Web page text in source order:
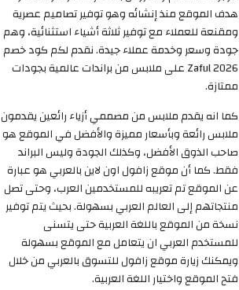
هدف الموقع منذ إنشائه وهو توفير تصاميم عصرية
ومقنعة للعملاء مع توفير ثلاثة أشياء استثنائية، وهم
جودة وسعر وخدمة عملاء جيدة. نقدم لكم كود خصم
Zaful 2026 على ملابس من براندات عالمية بجودات
ممتازة.
كما انه يقدم ملابس من مصممي أزياء رائعين يقدمون
ملابس رائعة وبأسعار مميزة والأفضل في الموقع هو
صاحب الذوق الأفضل، وكذلك الجودة وليس البراند
فقط. كما أن موقع زافول اون لاين بالعربي هو عبارة
عن الموقع تم تعريبه للمستخدمين العرب، وحتى تصل
منتجاتهم إلى العالم العربي بسهولة. بحيث يتم توفير
نسخة من الموقع باللغة العربية حتى يتسنى
للمستخدم العربي ان يتعامل مع الموقع بسهولة
ويمكنك زيارة موقع زافول للتسوق بالعربي من خلال
فتح الموقع واختيار اللغة العربية.